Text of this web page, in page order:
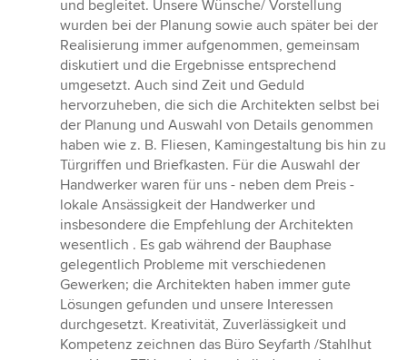
und begleitet. Unsere Wünsche/ Vorstellung
wurden bei der Planung sowie auch später bei der
Realisierung immer aufgenommen, gemeinsam
diskutiert und die Ergebnisse entsprechend
umgesetzt. Auch sind Zeit und Geduld
hervorzuheben, die sich die Architekten selbst bei
der Planung und Auswahl von Details genommen
haben wie z. B. Fliesen, Kamingestaltung bis hin zu
Türgriffen und Briefkasten. Für die Auswahl der
Handwerker waren für uns - neben dem Preis -
lokale Ansässigkeit der Handwerker und
insbesondere die Empfehlung der Architekten
wesentlich . Es gab während der Bauphase
gelegentlich Probleme mit verschiedenen
Gewerken; die Architekten haben immer gute
Lösungen gefunden und unsere Interessen
durchgesetzt. Kreativität, Zuverlässigkeit und
Kompetenz zeichnen das Büro Seyfarth /Stahlhut